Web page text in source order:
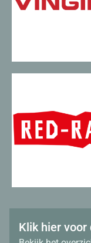
Klik hier voor